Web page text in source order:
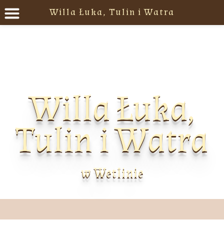
Willa Łuka,
Tulin i Watra
w Wetlinie
Willa Łuka, Tulin i Watra